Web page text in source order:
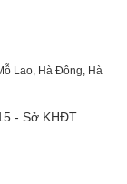
Lao, Hà Đông, Hà
- Sở KHĐT